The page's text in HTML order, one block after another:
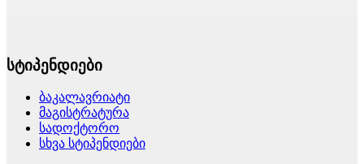
სტიპენდიები
ბაკალავრიატი
მაგისტრატურა
სადოქტორო
სხვა სტიპენდიები